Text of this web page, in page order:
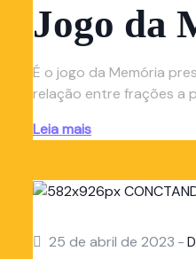
Jogo da
É o jogo da Memória
relação entre frações a
Leia mais
25 de abril de 2023 -